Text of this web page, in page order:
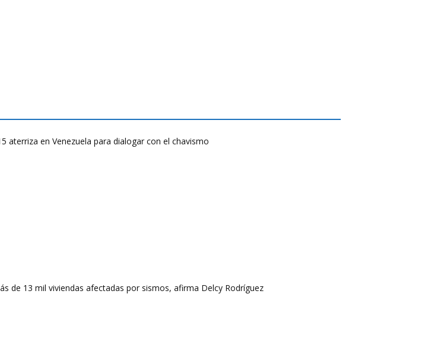
aterriza en Venezuela para dialogar con el chavismo
de 13 mil viviendas afectadas por sismos, afirma Delcy Rodríguez